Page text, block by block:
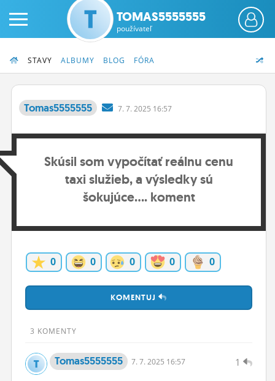
ČINŽIAK
FÓRUM
OBRÁZKY
ĽUDIA
MÔJ PROFIL
NASTAVENIA
ROLETA
TOMAS5555555
používateľ
STAVY ALBUMY BLOG FÓRA
Tomas5555555 7. 7. 2025 16:57
Skúsil som vypočítať reálnu cenu
taxi služieb, a výsledky sú
šokujúce.... koment
0 0 0 0 0
KOMENTUJ
3 KOMENTY
1
Tomas5555555 7. 7. 2025 16:57